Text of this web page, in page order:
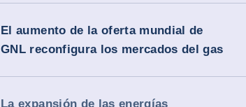
El aumento de la oferta mundial de
GNL reconfigura los mercados del gas
La expansión de las energías